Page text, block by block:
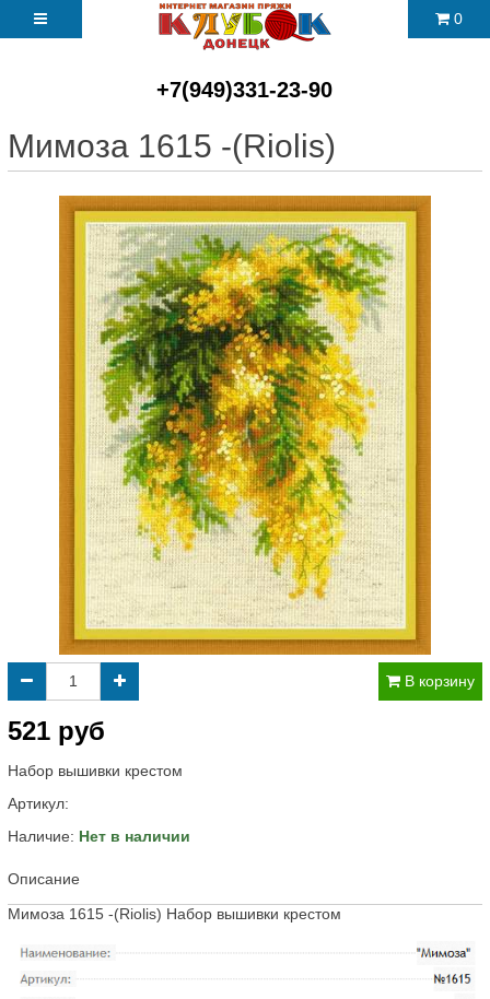
+7(949)331-23-90
0
Мимоза 1615 -(Riolis)
В корзину
521 руб
Набор вышивки крестом
Артикул:
Наличие: Нет в наличии
Описание
Мимоза 1615 -(Riolis) Набор вышивки крестом